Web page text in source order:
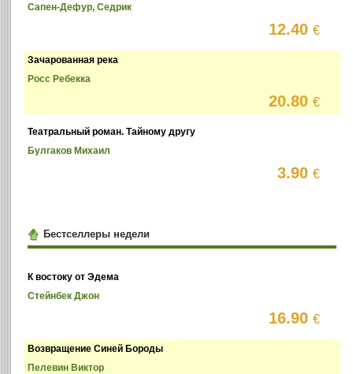
Сапен-Дефур, Седрик
12.40€
Зачарованная река
Росс Ребекка
20.80€
Театральный роман. Тайному другу
Булгаков Михаил
3.90€
Бестселлеры недели
К востоку от Эдема
Стейнбек Джон
16.90€
Возвращение Синей Бороды
Пелевин Виктор